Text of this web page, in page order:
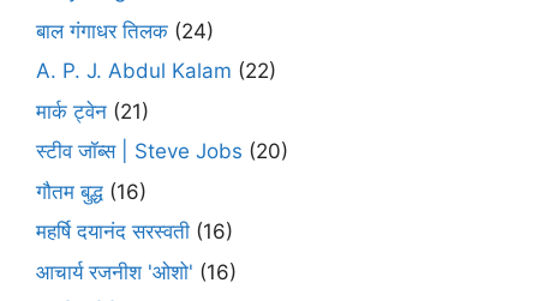
बाल गंगाधर तिलक (24)
A. P. J. Abdul Kalam (22)
मार्क ट्वेन (21)
स्टीव जॉब्स | Steve Jobs (20)
गौतम बुद्ध (16)
महर्षि दयानंद सरस्वती (16)
आचार्य रजनीश 'ओशो' (16)